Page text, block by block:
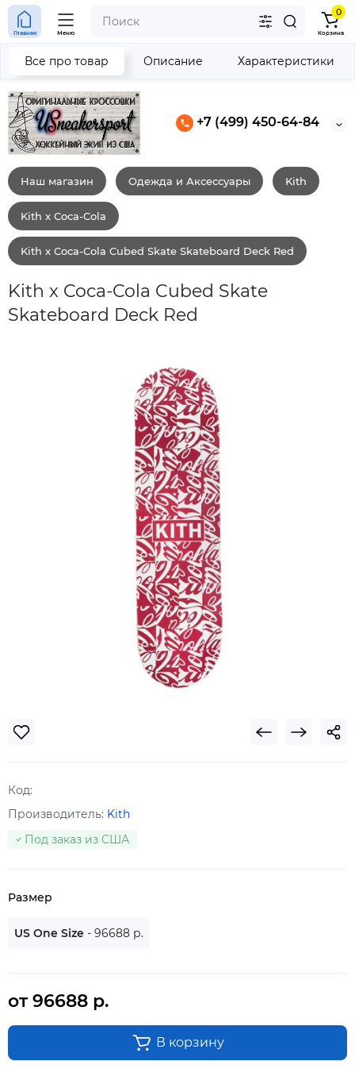
+7 (499) 450-64-84
Главная Меню
0
Корзина
Наш магазин Одежда и Аксессуары Kith
Kith x Coca-Cola
Kith x Coca-Cola Cubed Skate Skateboard Deck Red
Kith x Coca-Cola Cubed Skate
Skateboard Deck Red
Все про товар Описание Характеристики
Код:
Производитель: Kith
Под заказ из США
Размер
US One Size - 96688 р.
от 96688 р.
В корзину